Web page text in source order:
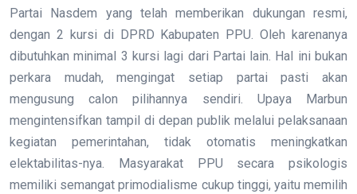
Partai Nasdem yang telah memberikan dukungan resmi,
dengan 2 kursi di DPRD Kabupaten PPU. Oleh karenanya
dibutuhkan minimal 3 kursi lagi dari Partai lain. Hal ini bukan
perkara mudah, mengingat setiap partai pasti akan
mengusung calon pilihannya sendiri. Upaya Marbun
mengintensifkan tampil di depan publik melalui pelaksanaan
kegiatan pemerintahan, tidak otomatis meningkatkan
elektabilitas-nya. Masyarakat PPU secara psikologis
memiliki semangat primodialisme cukup tinggi, yaitu memilih